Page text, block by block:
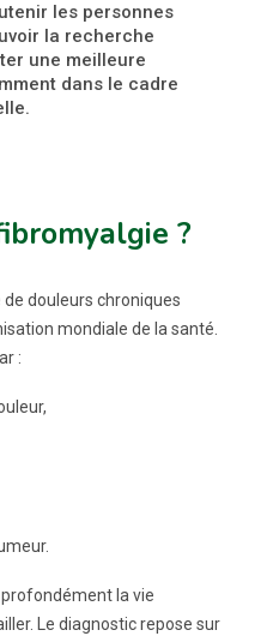
les personnes
la recherche
une meilleure
dans le cadre
?
de douleurs chroniques
mondiale de la santé.
:
la vie
Le diagnostic repose sur